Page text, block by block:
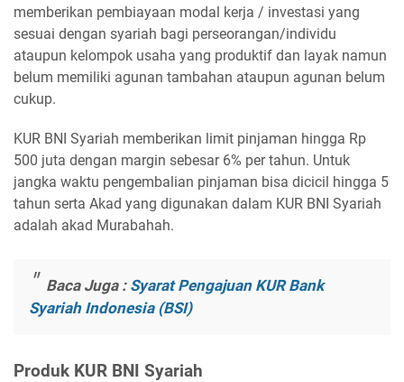
memberikan pembiayaan modal kerja / investasi yang
sesuai dengan syariah bagi perseorangan/individu
ataupun kelompok usaha yang produktif dan layak namun
belum memiliki agunan tambahan ataupun agunan belum
cukup.
KUR BNI Syariah memberikan limit pinjaman hingga Rp
500 juta dengan margin sebesar 6% per tahun. Untuk
jangka waktu pengembalian pinjaman bisa dicicil hingga 5
tahun serta Akad yang digunakan dalam KUR BNI Syariah
adalah akad Murabahah.
Baca Juga : Syarat Pengajuan KUR Bank
Syariah Indonesia (BSI)
Produk KUR BNI Syariah